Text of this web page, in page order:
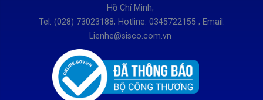
Hồ Chí Minh;
Tel: (028) 73023188; Hotline: 0345722155 ; Email:
Lienhe@sisco.com.vn